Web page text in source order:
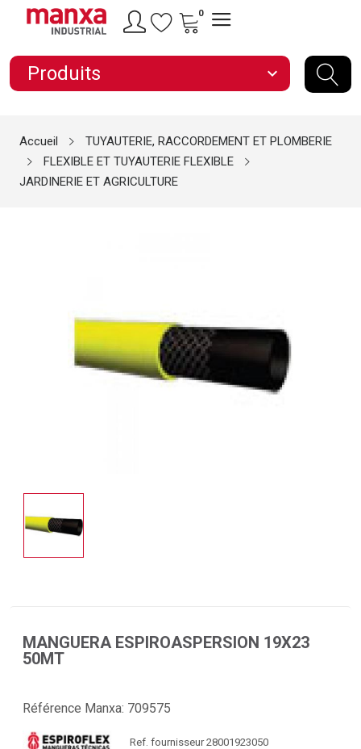
0
Produits expand_more
Accueil
TUYAUTERIE, RACCORDEMENT ET PLOMBERIE
FLEXIBLE ET TUYAUTERIE FLEXIBLE
JARDINERIE ET AGRICULTURE
MANGUERA ESPIROASPERSION 19X23
50MT
Référence Manxa: 709575
Ref. fournisseur 28001923050